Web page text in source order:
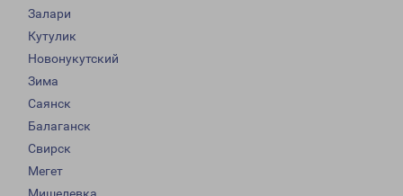
Залари
Кутулик
Новонукутский
Зима
Саянск
Балаганск
Свирск
Мегет